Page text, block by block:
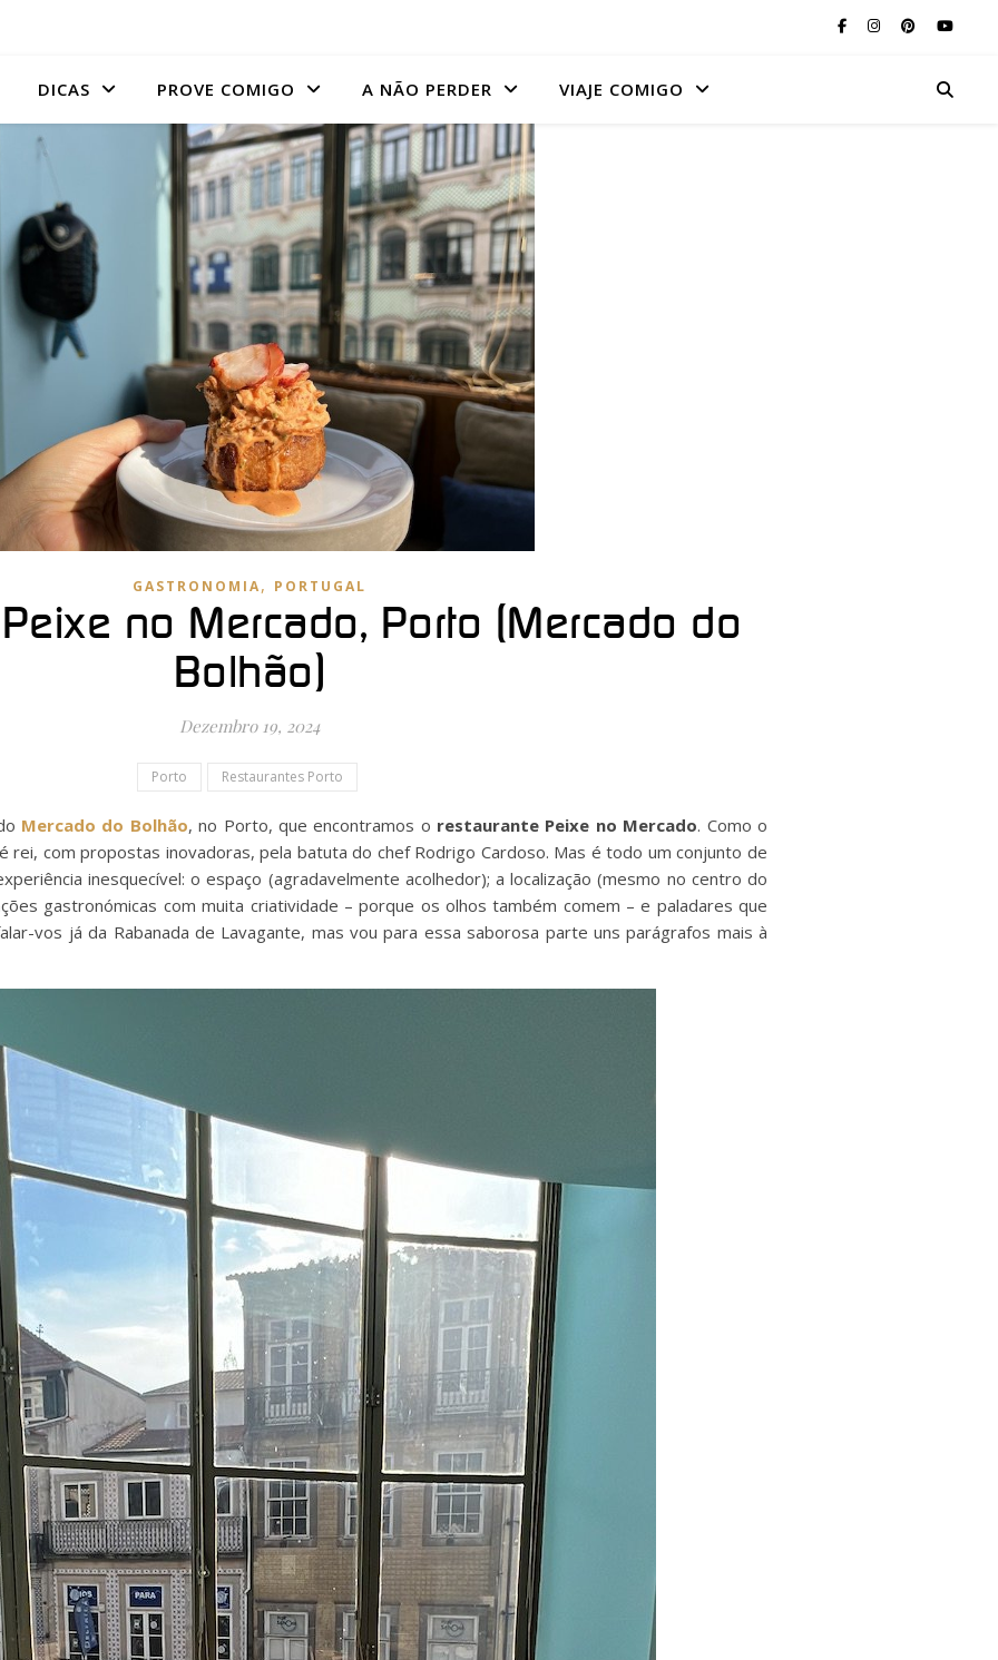
DICAS PROVE COMIGO A NÃO PERDER VIAJE COMIGO
GASTRONOMIA, PORTUGAL
no Mercado, Porto (Mercado do
Bolhão)
Dezembro 19, 2024
Porto Restaurantes Porto
Mercado do Bolhão, no Porto, que encontramos o restaurante Peixe no Mercado. Como o
rei, com propostas inovadoras, pela batuta do chef Rodrigo Cardoso. Mas é todo um conjunto de
inesquecível: o espaço (agradavelmente acolhedor); a localização (mesmo no centro do
gastronómicas com muita criatividade – porque os olhos também comem – e paladares que
vos já da Rabanada de Lavagante, mas vou para essa saborosa parte uns parágrafos mais à